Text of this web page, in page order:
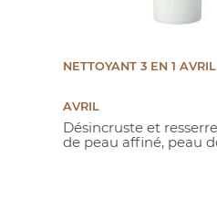
NETTOYANT 3 EN 1 AVRIL
AVRIL
Désincruste et
de peau affiné, peau